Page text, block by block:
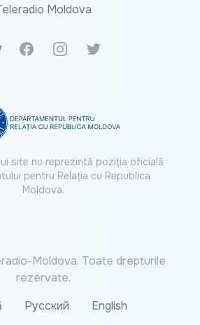
Moldova
News
FacebookInstagramTwitter
site nu reprezintă poziția oficială
pentru Relația cu Republica
Moldova.
Moldova. Toate drepturile
rezervate.
Русский English